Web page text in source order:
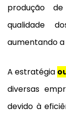
produção
qualidade
aumentando
A estratégia
diversas
devido à